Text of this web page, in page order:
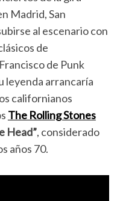
Madrid, San
al escenario con
de
de Punk
leyenda arrancaría
californianos
The Rolling Stones
Head”, considerado
años 70.